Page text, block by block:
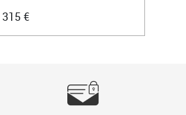
315 €